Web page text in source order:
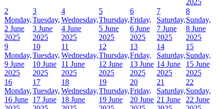
2
Monday,
2 June
2025
3
Tuesday,
3 June
2025
4
Wednesday,
4 June
2025
5
Thursday,
5 June
2025
6
Friday,
6 June
2025
7
Saturday,
7 June
2025
8
Sunday,
8 June
2025
9
Monday,
9 June
2025
10
Tuesday,
10 June
2025
11
Wednesday,
11 June
2025
12
Thursday,
12 June
2025
13
Friday,
13 June
2025
14
Saturday,
14 June
2025
15
Sunday,
15 June
2025
16
Monday,
16 June
17
Tuesday,
17 June
18
Wednesday,
18 June
19
Thursday,
19 June
20
Friday,
20 June
21
Saturday,
21 June
22
Sunday,
22 June